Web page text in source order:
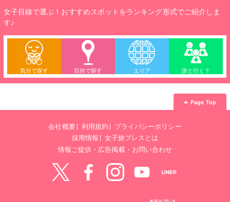
女子目線で選ぶ！おすすめスポットをランキング形式でご紹介しま
す♪
気分で探す 目的で探す エリア 誰と行く？
Page Top
会社概要 利用規約
プライバシーポリシー
採用情報
女子旅プレスとは
情報ご提供・広告掲載・お問い合わせ